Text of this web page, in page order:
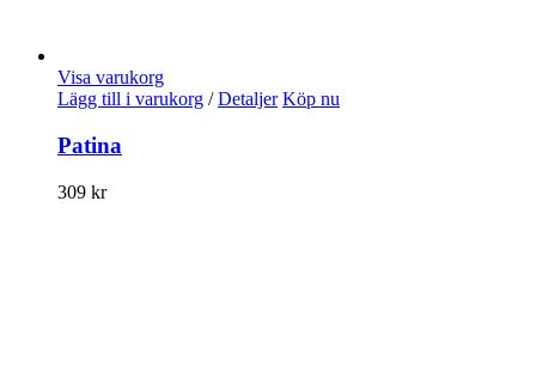
Visa varukorg
Lägg till i varukorg / Detaljer Köp nu
Patina
309 kr